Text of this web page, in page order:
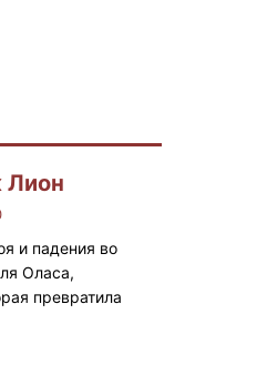
Лион
и падения во
Оласа,
превратила